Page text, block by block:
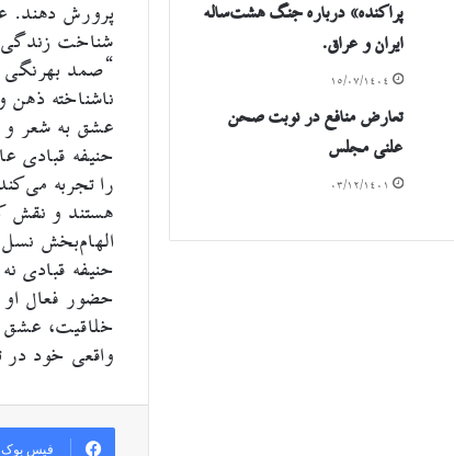
پرورش دهند.
شناخت زندگی
“صمد
ناشناخته ذهن
عشق به شعر
حنیفه قبادی
را تجربه
هستند و نقش
الهام‌بخش نسل
حنیفه قبادی
حضور فعال او
خلاقیت، عشق
واقعی خود در
فیس بوک
پراکنده» درباره جنگ هشت‌ساله
ایران و عراق.
۱۵/۰۷/۱۴۰۴
تعارض منافع در نوبت صحن
علنی مجلس
۰۳/۱۲/۱۴۰۱